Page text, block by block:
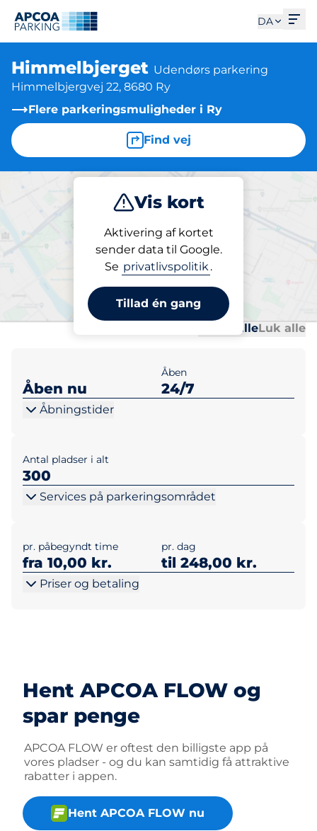
DA
Himmelbjerget Udendørs parkering
Himmelbjergvej 22, 8680 Ry
Flere parkeringsmuligheder i Ry
Find vej
Vis kort
Aktivering af kortet
sender data til Google.
Se privatlivspolitik.
Tillad én gang
Parkering
Parkering på stedet
Himmelbjerget
Udvid alleLuk alle
Åben nu
Åben
24/7
Åbningstider
Antal pladser i alt
300
Services på parkeringsområdet
pr. påbegyndt time
fra 10,00 kr.
pr. dag
til 248,00 kr.
Priser og betaling
Hent APCOA FLOW og
spar penge
APCOA FLOW er oftest den billigste app på
vores pladser - og du kan samtidig få attraktive
rabatter i appen.
Hent APCOA FLOW nu